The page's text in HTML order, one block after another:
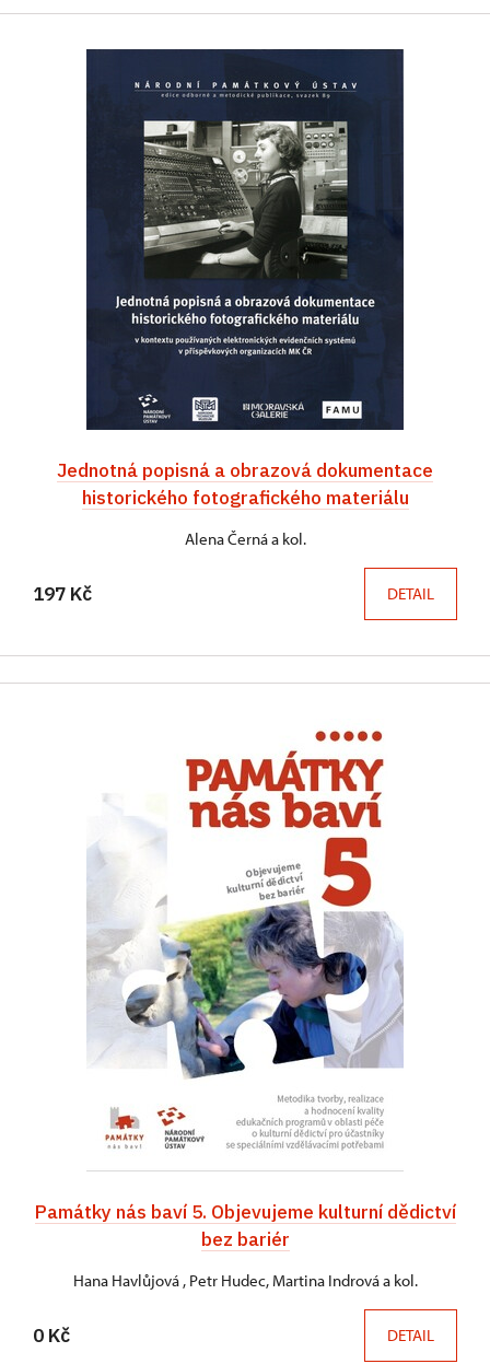
Jednotná popisná a obrazová dokumentace
historického fotografického materiálu
Alena Černá a kol.
197 Kč DETAIL
Památky nás baví 5. Objevujeme kulturní dědictví
bez bariér
Hana Havlůjová , Petr Hudec, Martina Indrová a kol.
0 Kč DETAIL